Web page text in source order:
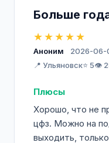
Больше
★★★★★
Аноним
2026-06-
📍 Ульяновск⭐ 5👁️
Плюсы
Хорошо, что не
цфз. Можно на
выходить,